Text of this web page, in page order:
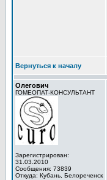
Вернуться к началу
Олегович
ГОМЕОПАТ-КОНСУЛЬТАНТ
Зарегистрирован:
31.03.2010
Сообщения: 73839
Откуда: Кубань, Белореченск